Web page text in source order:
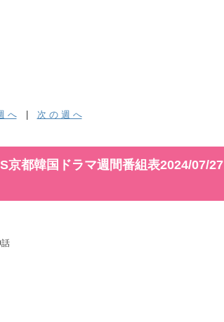
へ| 次 の 週 へ
京都韓国ドラマ週間番組表2024/07/27